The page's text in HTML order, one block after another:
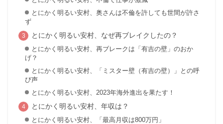
とにかく明るい安村、奥さんは不倫を許しても世間が許さ
ず
とにかく明るい安村、なぜ再ブレイクしたの？
とにかく明るい安村、再ブレークは「有吉の壁」のおか
げ？
とにかく明るい安村、「ミスター壁（有吉の壁）」との呼
び声
とにかく明るい安村、2023年海外進出を果たす！
とにかく明るい安村、年収は？
とにかく明るい安村、「最高月収は800万円」